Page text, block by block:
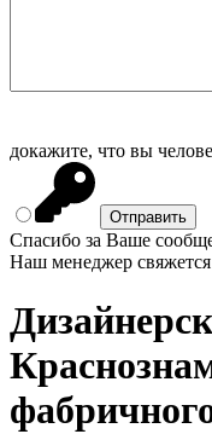
докажите, что вы
Спасибо за Ваше
Наш менеджер